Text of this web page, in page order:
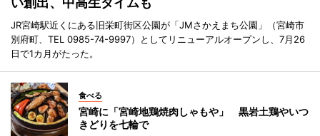
JR宮崎駅近くにある旧栄町街区公園が「JMさかえまち公園」（宮崎市
別府町、TEL 0985-74-9997）としてリニューアルオープンし、7月26
日で1カ月がたった。
食べる
宮崎に「宮崎地鶏焼肉しゃもや」 黒岩土鶏やいつ
きどりを七輪で